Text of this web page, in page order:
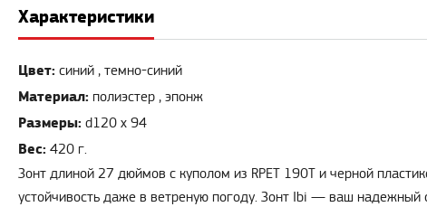
Характеристики
Цвет: синий , темно-синий
Материал: полиэстер , эпонж
Размеры: d120 х 94
Вес: 420 г.
Зонт длиной 27 дюймов с куполом из RPET 190T и черной
устойчивость даже в ветреную погоду. Зонт Ibi — ваш надежный